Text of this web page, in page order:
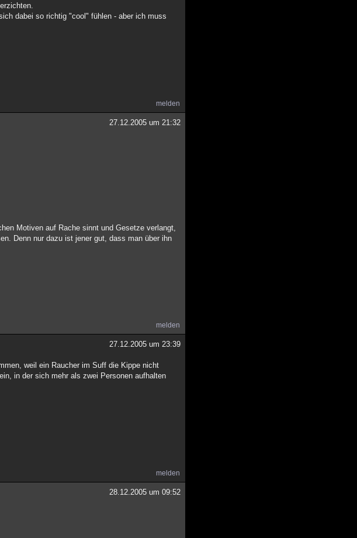
dabei so richtig "cool" fühlen - aber ich muss
melden
27.12.2005 um 21:32
Motiven auf Rache sinnt und Gesetze verlangt,
Denn nur dazu ist jener gut, dass man über ihn
melden
27.12.2005 um 23:39
weil ein Raucher im Suff die Kippe nicht
in der sich mehr als zwei Personen aufhalten
melden
28.12.2005 um 09:52